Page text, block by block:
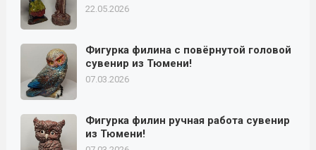
22.05.2026
Фигурка филина с повёрнутой головой
сувенир из Тюмени!
07.03.2026
Фигурка филин ручная работа сувенир
из Тюмени!